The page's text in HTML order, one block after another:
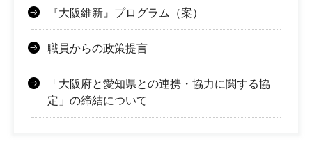
『大阪維新』プログラム（案）
職員からの政策提言
「大阪府と愛知県との連携・協力に関する協
定」の締結について